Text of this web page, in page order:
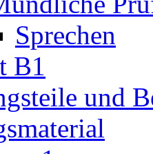
Sprechen
B1
und